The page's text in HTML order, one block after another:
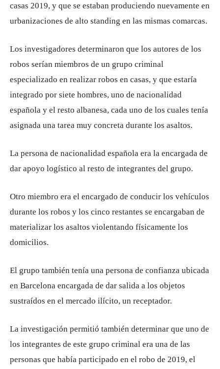
casas 2019, y que se estaban produciendo nuevamente en
urbanizaciones de alto standing en las mismas comarcas.
Los investigadores determinaron que los autores de los
robos serían miembros de un grupo criminal
especializado en realizar robos en casas, y que estaría
integrado por siete hombres, uno de nacionalidad
española y el resto albanesa, cada uno de los cuales tenía
asignada una tarea muy concreta durante los asaltos.
La persona de nacionalidad española era la encargada de
dar apoyo logístico al resto de integrantes del grupo.
Otro miembro era el encargado de conducir los vehículos
durante los robos y los cinco restantes se encargaban de
materializar los asaltos violentando físicamente los
domicilios.
El grupo también tenía una persona de confianza ubicada
en Barcelona encargada de dar salida a los objetos
sustraídos en el mercado ilícito, un receptador.
La investigación permitió también determinar que uno de
los integrantes de este grupo criminal era una de las
personas que había participado en el robo de 2019, el